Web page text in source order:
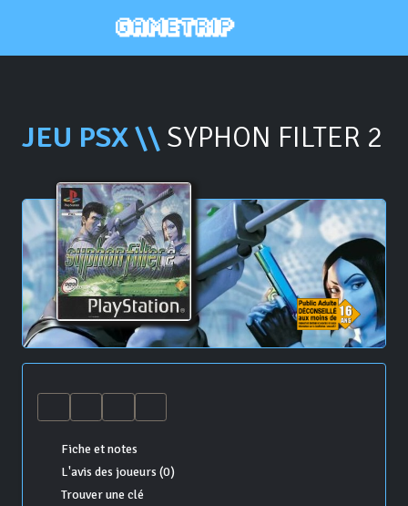
JEU PSX \\ SYPHON FILTER 2
Fiche et notes
L'avis des joueurs (0)
Trouver une clé